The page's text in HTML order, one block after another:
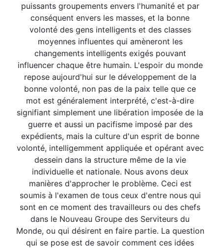
puissants groupements envers l'humanité et par
conséquent envers les masses, et la bonne
volonté des gens intelligents et des classes
moyennes influentes qui amèneront les
changements intelligents exigés pouvant
influencer chaque être humain. L'espoir du monde
repose aujourd'hui sur le développement de la
bonne volonté, non pas de la paix telle que ce
mot est généralement interprété, c'est-à-dire
signifiant simplement une libération imposée de la
guerre et aussi un pacifisme imposé par des
expédients, mais la culture d'un esprit de bonne
volonté, intelligemment appliquée et opérant avec
dessein dans la structure même de la vie
individuelle et nationale. Nous avons deux
manières d'approcher le problème. Ceci est
soumis à l'examen de tous ceux d'entre nous qui
sont en ce moment des travailleurs ou des chefs
dans le Nouveau Groupe des Serviteurs du
Monde, ou qui désirent en faire partie. La question
qui se pose est de savoir comment ces idées